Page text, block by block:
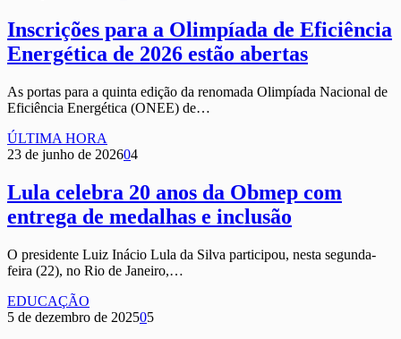
Inscrições para a Olimpíada de Eficiência
Energética de 2026 estão abertas
As portas para a quinta edição da renomada Olimpíada Nacional de
Eficiência Energética (ONEE) de…
ÚLTIMA HORA
23 de junho de 202604
Lula celebra 20 anos da Obmep com
entrega de medalhas e inclusão
O presidente Luiz Inácio Lula da Silva participou, nesta segunda-
feira (22), no Rio de Janeiro,…
EDUCAÇÃO
5 de dezembro de 202505